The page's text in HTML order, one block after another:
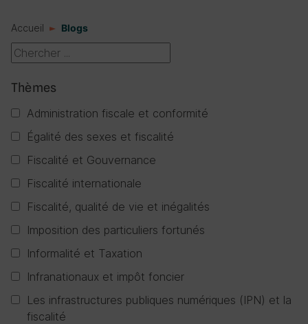
Accueil Blogs
Thèmes
Administration fiscale et conformité
Égalité des sexes et fiscalité
Fiscalité et Gouvernance
Fiscalité internationale
Fiscalité, qualité de vie et inégalités
Imposition des particuliers fortunés
Informalité et Taxation
Infranationaux et impôt foncier
Les infrastructures publiques numériques (IPN) et la
fiscalité